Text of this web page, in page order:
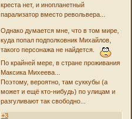
креста нет, и инопланетный
парализатор вместо револьвера...
Однако думается мне, что в том мире,
куда попал подполковник Михайлов,
такого персонажа не найдется.
По крайней мере, в стране проживания
Максика Михеева...
Поэтому, вероятно, там суккубы (а
может и ещё кто-нибудь) по улицам и
разгуливают так свободно...
+3